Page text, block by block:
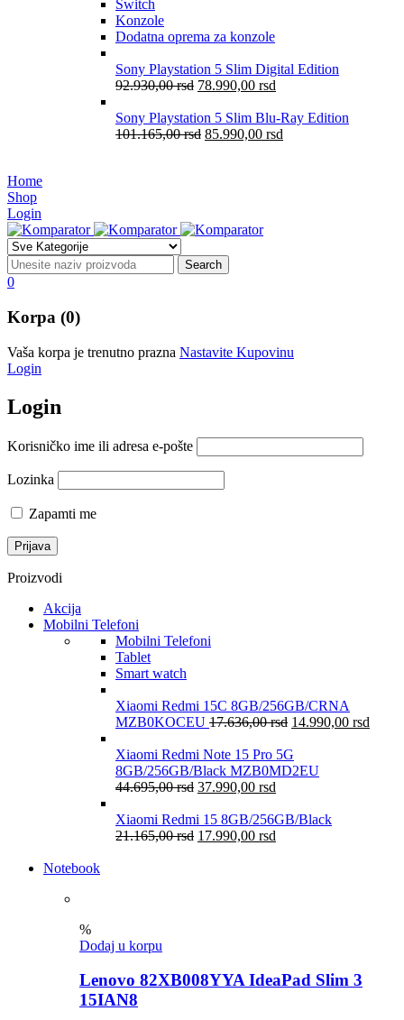
Switch
Konzole
Dodatna oprema za konzole
Sony Playstation 5 Slim Digital Edition
92.930,00rsd 78.990,00 rsd
Sony Playstation 5 Slim Blu-Ray Edition
101.165,00rsd 85.990,00 rsd
Home
Shop
Login
0
Korpa (0)
Vaša korpa je trenutno prazna Nastavite Kupovinu
Login
Login
Korisničko ime ili adresa e-pošte
Lozinka
Zapamti me
Proizvodi
Akcija
Mobilni Telefoni
Mobilni Telefoni
Tablet
Smart watch
Xiaomi Redmi 15C 8GB/256GB/CRNA
MZB0KOCEU 17.636,00rsd 14.990,00 rsd
Xiaomi Redmi Note 15 Pro 5G
8GB/256GB/Black MZB0MD2EU
44.695,00rsd 37.990,00 rsd
Xiaomi Redmi 15 8GB/256GB/Black
21.165,00rsd 17.990,00 rsd
Notebook
%
Dodaj u korpu
Lenovo 82XB008YYA IdeaPad Slim 3
15IAN8